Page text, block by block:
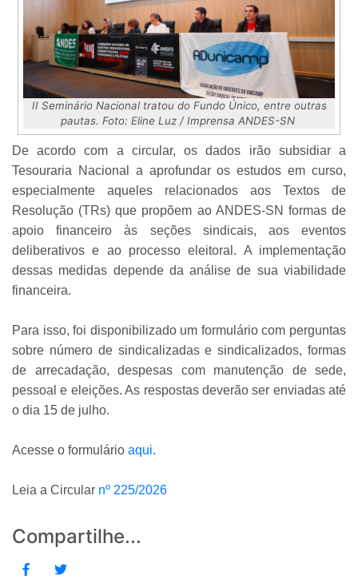
II Seminário Nacional tratou do Fundo Único, entre outras
pautas. Foto: Eline Luz / Imprensa ANDES-SN
De acordo com a circular, os dados irão subsidiar a
Tesouraria Nacional a aprofundar os estudos em curso,
especialmente aqueles relacionados aos Textos de
Resolução (TRs) que propõem ao ANDES-SN formas de
apoio financeiro às seções sindicais, aos eventos
deliberativos e ao processo eleitoral. A implementação
dessas medidas depende da análise de sua viabilidade
financeira.
Para isso, foi disponibilizado um formulário com perguntas
sobre número de sindicalizadas e sindicalizados, formas
de arrecadação, despesas com manutenção de sede,
pessoal e eleições. As respostas deverão ser enviadas até
o dia 15 de julho.
Acesse o formulário aqui.
Leia a Circular nº 225/2026
Compartilhe...